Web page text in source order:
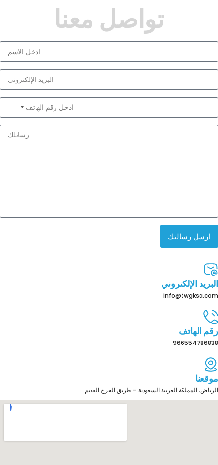
تواصل معنا
Saudi
Arabia
+966
ارسل رسالتك
البريد الإلكتروني
info@twgksa.com
رقم الهاتف
966554786838
موقعنا
الرياض، المملكة العربية السعودية – طريق الخرج القديم